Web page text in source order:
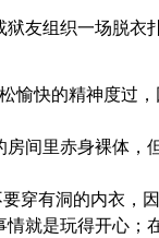
友组织一场脱
愉快的精神度过
房间里赤身裸体
穿有洞的内衣，
就是玩得开心；